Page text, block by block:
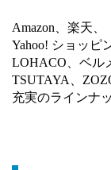
Amazon、楽天、
Yahoo! ショッピ
LOHACO、ベル
TSUTAYA、
充実のラインナ